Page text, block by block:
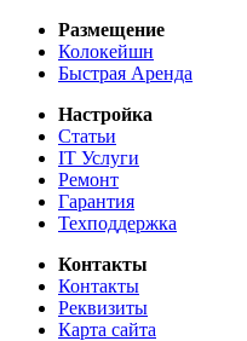
Размещение
Колокейшн
Быстрая Аренда
Настройка
Статьи
IT Услуги
Ремонт
Гарантия
Техподдержка
Контакты
Контакты
Реквизиты
Карта сайта